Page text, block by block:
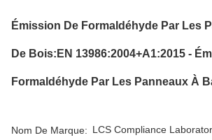
Émission De Formaldéhyde Par Les
De Bois:EN 13986:2004+A1:2015 -
Formaldéhyde Par Les Panneaux À
Nom De Marque: LCS Compliance